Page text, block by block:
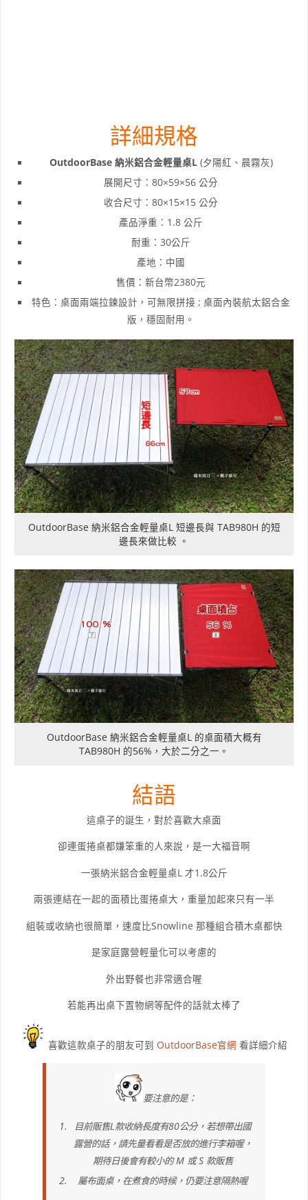
詳細規格
OutdoorBase 納米鋁合金輕量桌L(夕陽紅、晨霧灰)
展開尺寸：80×59×56 公分
收合尺寸：80×15×15 公分
產品淨重：1.8 公斤
耐重：30公斤
產地：中國
售價：新台幣2380元
特色：桌面兩端拉鍊設計，可無限拼接 ; 桌面內裝航太鋁合金
版，穩固耐用。
OutdoorBase 納米鋁合金輕量桌L 短邊長與 TAB980H 的短
邊長來做比較 。
OutdoorBase 納米鋁合金輕量桌L 的桌面積大概有
TAB980H 的56%，大於二分之一。
結語
這桌子的誕生，對於喜歡大桌面
卻連蛋捲桌都嫌笨重的人來說，是一大福音啊
一張納米鋁合金輕量桌L 才1.8公斤
兩張連結在一起的面積比蛋捲桌大，重量加起來只有一半
組裝或收納也很簡單，速度比Snowline 那種組合積木桌都快
是家庭露營輕量化可以考慮的
外出野餐也非常適合喔
若能再出桌下置物網等配件的話就太棒了
喜歡這款桌子的朋友可到 OutdoorBase官網 看詳細介紹
要注意的是：
目前販售L款收納長度有80公分，若想帶出國
露營的話，請先量看看是否放的進行李箱喔，
期待日後會有較小的 M 或 S 款販售
屬布面桌，在煮食的時候，仍要注意隔熱喔